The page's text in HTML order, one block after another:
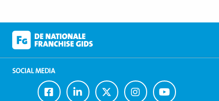
SOCIAL MEDIA
Ga
Ga
Ga
Ga
Ga